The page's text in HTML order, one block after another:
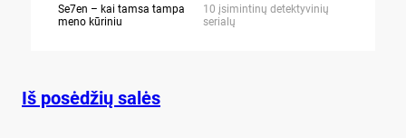
Se7en – kai tamsa tampa
meno kūriniu
10 įsimintinų detektyvinių
serialų
Iš posėdžių salės